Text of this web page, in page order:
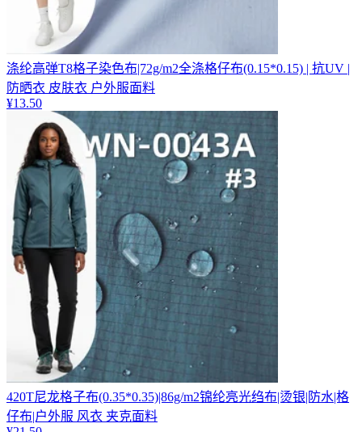
涤纶高弹T8格子染色布|72g/m2全涤格仔布(0.15*0.15) | 抗UV |
防晒衣 皮肤衣 户外服面料
¥13.50
420T尼龙格子布(0.35*0.35)|86g/m2锦纶亮光绉布|烫银|防水|格
仔布|户外服 风衣 夹克面料